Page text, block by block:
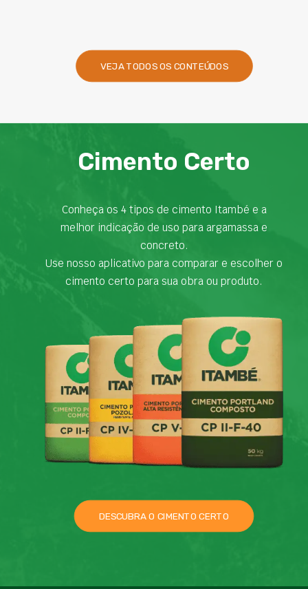
VEJA TODOS OS CONTEÚDOS
Cimento Certo
Conheça os 4 tipos de cimento Itambé e a
melhor indicação de uso para argamassa e
concreto.
Use nosso aplicativo para comparar e escolher o
cimento certo para sua obra ou produto.
DESCUBRA O CIMENTO CERTO